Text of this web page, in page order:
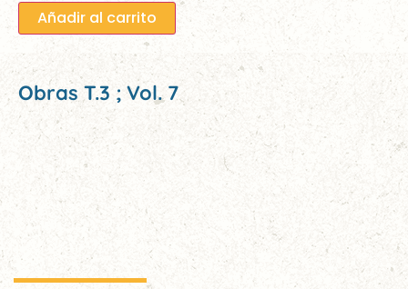
Añadir al carrito
Obras T.3 ; Vol. 7